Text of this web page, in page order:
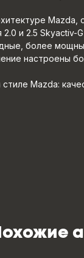
2.0 и 2.5
более
настроены
Mazda: